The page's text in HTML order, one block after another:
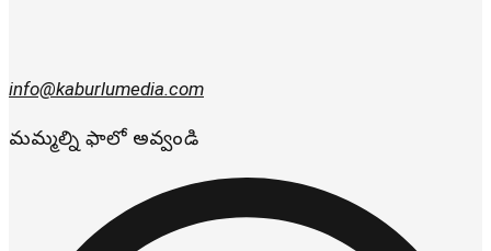
info@kaburlumedia.com
మమ్మల్ని ఫాలో అవ్వండి